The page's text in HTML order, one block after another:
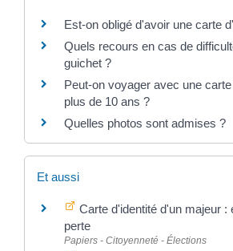
Est-on obligé d'avoir une carte
Quels recours en cas de
guichet ?
Peut-on voyager avec une
plus de 10 ans ?
Quelles photos sont admises ?
Et aussi
Carte d'identité d'un majeur :
perte
Papiers - Citoyenneté - Élections